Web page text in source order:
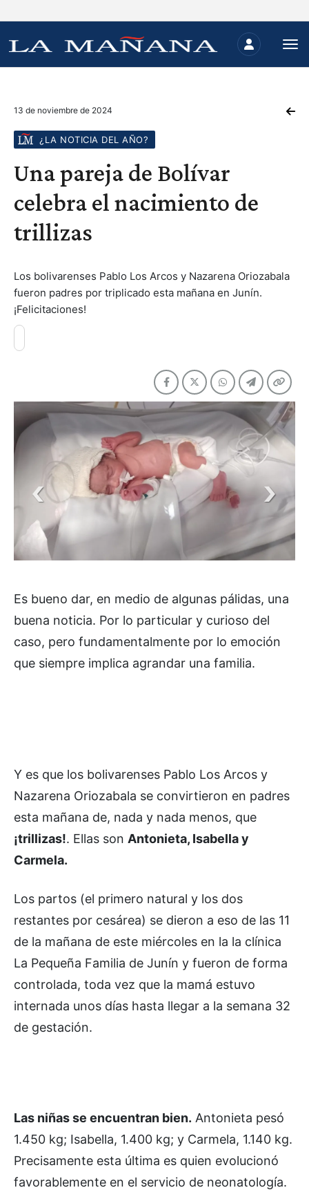
13 de noviembre de 2024
¿LA NOTICIA DEL AÑO?
Una pareja de Bolívar
celebra el nacimiento de
trillizas
Los bolivarenses Pablo Los Arcos y Nazarena Oriozabala
fueron padres por triplicado esta mañana en Junín.
¡Felicitaciones!
Es bueno dar, en medio de algunas pálidas, una
buena noticia. Por lo particular y curioso del
caso, pero fundamentalmente por lo emoción
que siempre implica agrandar una familia.
Y es que los bolivarenses Pablo Los Arcos y
Nazarena Oriozabala se convirtieron en padres
esta mañana de, nada y nada menos, que
¡trillizas!. Ellas son Antonieta, Isabella y
Carmela.
Los partos (el primero natural y los dos
restantes por cesárea) se dieron a eso de las 11
de la mañana de este miércoles en la la clínica
La Pequeña Familia de Junín y fueron de forma
controlada, toda vez que la mamá estuvo
internada unos días hasta llegar a la semana 32
de gestación.
Las niñas se encuentran bien. Antonieta pesó
1.450 kg; Isabella, 1.400 kg; y Carmela, 1.140 kg.
Precisamente esta última es quien evolucionó
favorablemente en el servicio de neonatología.